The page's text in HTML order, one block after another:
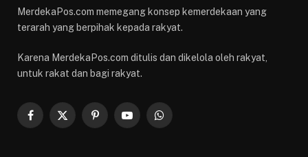
MerdekaPos.com memegang konsep kemerdekaan yang
terarah yang berpihak kepada rakyat.
Karena MerdekaPos.com ditulis dan dikelola oleh rakyat,
untuk rakat dan bagi rakyat.
Facebook
X
PinterestYouTubeWhatsApp